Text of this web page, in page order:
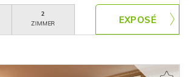
2
ZIMMER